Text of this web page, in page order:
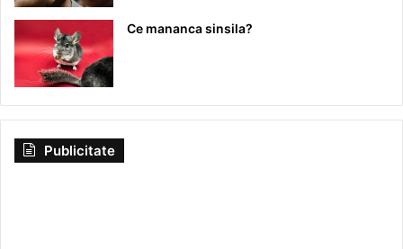
Ce mananca sinsila?
Publicitate